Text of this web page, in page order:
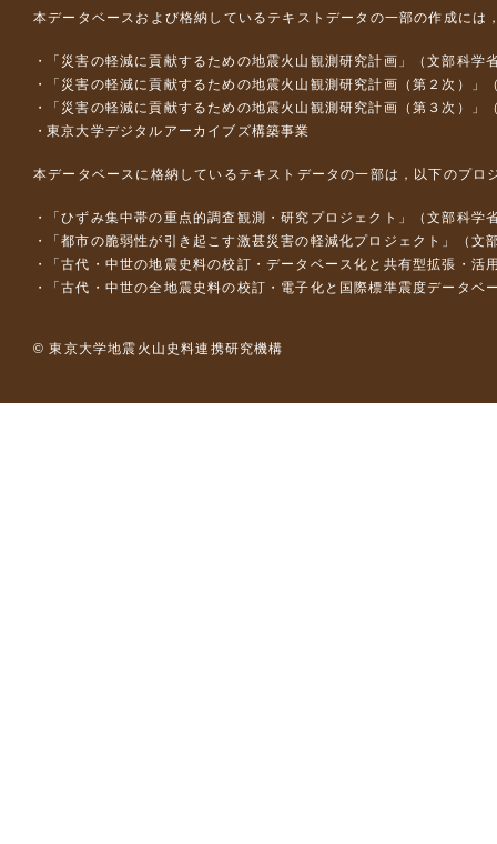
本データベースおよび格納しているテキストデータの一部の作成には
「災害の軽減に貢献するための地震火山観測研究計画」（文部科学
「災害の軽減に貢献するための地震火山観測研究計画（第２次）」
「災害の軽減に貢献するための地震火山観測研究計画（第３次）」
東京大学デジタルアーカイブズ構築事業
本データベースに格納しているテキストデータの一部は，以下のプロ
「ひずみ集中帯の重点的調査観測・研究プロジェクト」（文部科
「都市の脆弱性が引き起こす激甚災害の軽減化プロジェクト」（
「古代・中世の地震史料の校訂・データベース化と共有型拡張・
「古代・中世の全地震史料の校訂・電子化と国際標準震度データ
© 東京大学地震火山史料連携研究機構